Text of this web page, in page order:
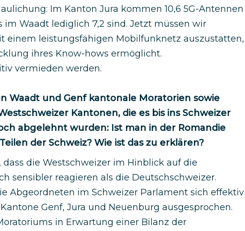
Im Kanton Jura kommen 10,6 5G-Antennen
im Waadt lediglich 7,2 sind. Jetzt müssen wir
einem leistungsfähigen Mobilfunknetz auszustatten,
ihres Know-hows ermöglicht.
vermieden werden.
Waadt und Genf kantonale Moratorien sowie
Kantonen, die es bis ins Schweizer
abgelehnt wurden: Ist man in der Romandie
der Schweiz? Wie ist das zu erklären?
die Westschweizer im Hinblick auf die
sensibler reagieren als die Deutschschweizer.
Abgeordneten im Schweizer Parlament sich effektiv
Genf, Jura und Neuenburg ausgesprochen.
in Erwartung einer Bilanz der